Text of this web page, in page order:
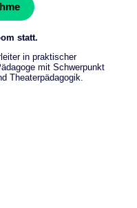
statt.
in praktischer
mit Schwerpunkt
Theaterpädagogik.